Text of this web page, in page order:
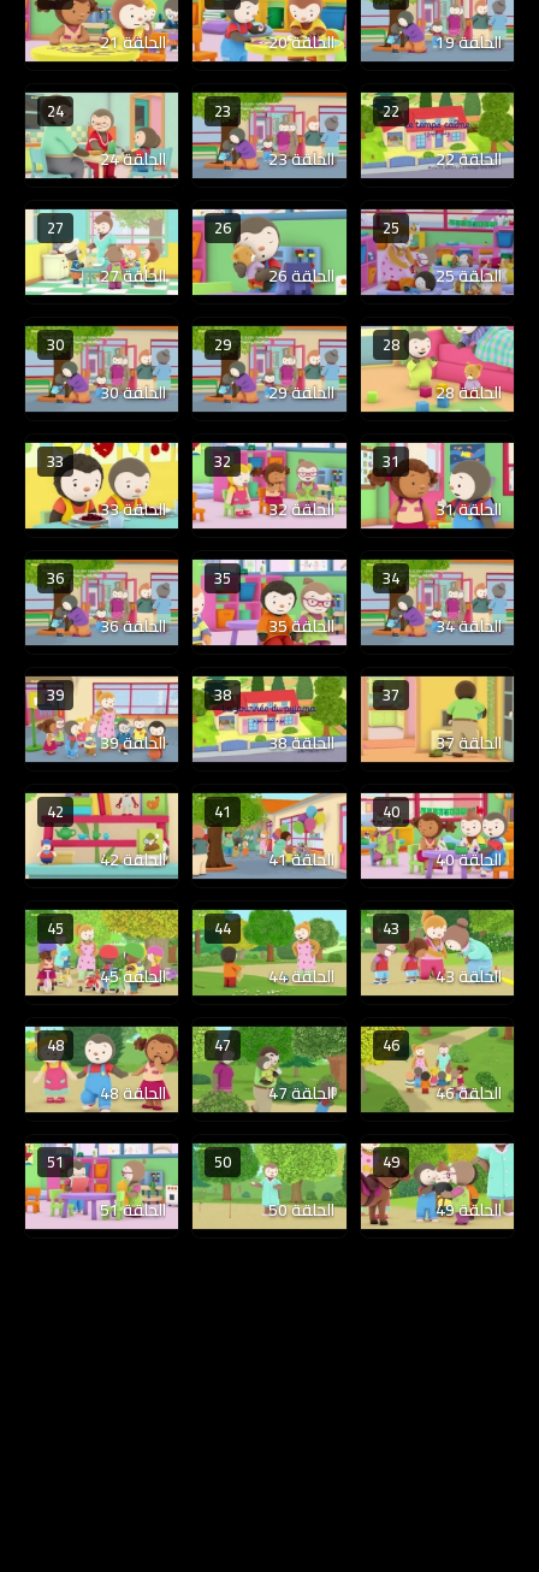
الحلقة 19 الحلقة 20 الحلقة 21
22
الحلقة 22
23
الحلقة 23
24
الحلقة 24
25
الحلقة 25
26
الحلقة 26
27
الحلقة 27
28
الحلقة 28
29
الحلقة 29
30
الحلقة 30
31
الحلقة 31
32
الحلقة 32
33
الحلقة 33
34
الحلقة 34
35
الحلقة 35
36
الحلقة 36
37
الحلقة 37
38
الحلقة 38
39
الحلقة 39
40
الحلقة 40
41
الحلقة 41
42
الحلقة 42
43
الحلقة 43
44
الحلقة 44
45
الحلقة 45
46
الحلقة 46
47
الحلقة 47
48
الحلقة 48
49
الحلقة 49
50
الحلقة 50
51
الحلقة 51